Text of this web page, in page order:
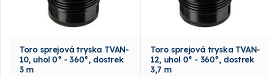
Toro sprejová tryska TVAN-
10, uhol 0° - 360°, dostrek
3 m
Toro sprejová tryska TVAN-
12, uhol 0° - 360°, dostrek
3,7 m